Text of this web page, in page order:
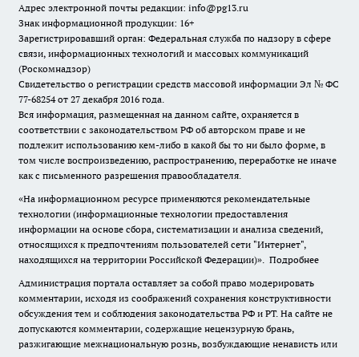
Адрес электронной почты редакции: info@pg13.ru
Знак информационной продукции: 16+
Зарегистрировавший орган: Федеральная служба по надзору в сфере
связи, информационных технологий и массовых коммуникаций
(Роскомнадзор)
Свидетельство о регистрации средств массовой информации Эл № ФС
77-68254 от 27 декабря 2016 года.
Вся информация, размещенная на данном сайте, охраняется в
соответствии с законодательством РФ об авторском праве и не
подлежит использованию кем-либо в какой бы то ни было форме, в
том числе воспроизведению, распространению, переработке не иначе
как с письменного разрешения правообладателя.
«На информационном ресурсе применяются рекомендательные
технологии (информационные технологии предоставления
информации на основе сбора, систематизации и анализа сведений,
относящихся к предпочтениям пользователей сети "Интернет",
находящихся на территории Российской Федерации)». Подробнее
Администрация портала оставляет за собой право модерировать
комментарии, исходя из соображений сохранения конструктивности
обсуждения тем и соблюдения законодательства РФ и РТ. На сайте не
допускаются комментарии, содержащие нецензурную брань,
разжигающие межнациональную рознь, возбуждающие ненависть или